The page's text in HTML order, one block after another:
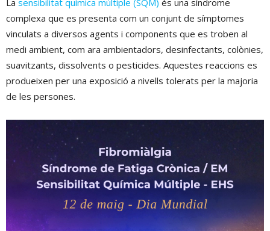
La sensibilitat química múltiple (SQM) és una síndrome
complexa que es presenta com un conjunt de símptomes
vinculats a diversos agents i components que es troben al
medi ambient, com ara ambientadors, desinfectants, colònies,
suavitzants, dissolvents o pesticides. Aquestes reaccions es
produeixen per una exposició a nivells tolerats per la majoria
de les persones.